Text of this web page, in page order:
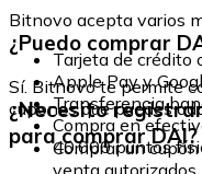
Bitnovo acepta varios
Tarjeta de crédito
Apple Pay y
Transferencia
Compra en
40.000 puntos
¿Puedo comprar
Sí. Bitnovo te permite
cupones que puedes
Comprar un
¿Necesito
para comprar DAI?